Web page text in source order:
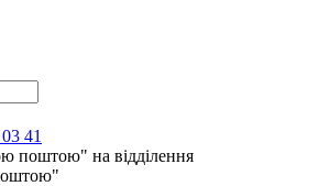
41
поштою" на відділення